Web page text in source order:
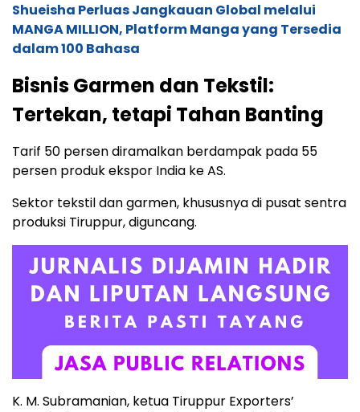
Shueisha Perluas Jangkauan Global melalui
MANGA MILLION, Platform Manga yang Tersedia
dalam 100 Bahasa
Bisnis Garmen dan Tekstil:
Tertekan, tetapi Tahan Banting
Tarif 50 persen diramalkan berdampak pada 55
persen produk ekspor India ke AS.
Sektor tekstil dan garmen, khususnya di pusat sentra
produksi Tiruppur, diguncang.
K. M. Subramanian, ketua Tiruppur Exporters’